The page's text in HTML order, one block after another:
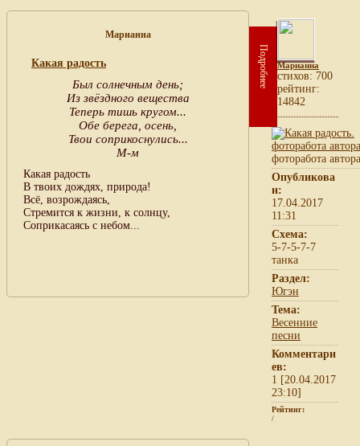
Марианна
Какая радость
Был солнечным день;
Из звёздного вещества
Теперь тишь кругом...
Обе берега, осень,
Твои соприкоснулись...
М-м
Какая радость
В твоих дождях, природа!
Всё, возрождаясь,
Стремится к жизни, к солнцу,
Соприкасаясь с небом...
Подробнее Марианна
cтихов: 700
рейтинг:
14842
фоторабота автора
Опубликова
н:
17.04.2017
11:31
Схема:
5-7-5-7-7
танка
Раздел:
Югэн
Тема:
Весенние
песни
Комментари
ев:
1 [20.04.2017
23:10]
Рейтинг:
/